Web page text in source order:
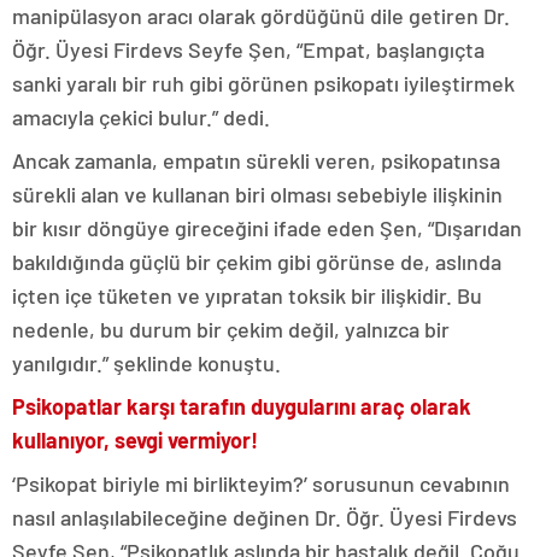
manipülasyon aracı olarak gördüğünü dile getiren Dr.
Öğr. Üyesi Firdevs Seyfe Şen, “Empat, başlangıçta
sanki yaralı bir ruh gibi görünen psikopatı iyileştirmek
amacıyla çekici bulur.” dedi.
Ancak zamanla, empatın sürekli veren, psikopatınsa
sürekli alan ve kullanan biri olması sebebiyle ilişkinin
bir kısır döngüye gireceğini ifade eden Şen, “Dışarıdan
bakıldığında güçlü bir çekim gibi görünse de, aslında
içten içe tüketen ve yıpratan toksik bir ilişkidir. Bu
nedenle, bu durum bir çekim değil, yalnızca bir
yanılgıdır.” şeklinde konuştu.
Psikopatlar karşı tarafın duygularını araç olarak
kullanıyor, sevgi vermiyor!
‘Psikopat biriyle mi birlikteyim?’ sorusunun cevabının
nasıl anlaşılabileceğine değinen Dr. Öğr. Üyesi Firdevs
Seyfe Şen, “Psikopatlık aslında bir hastalık değil. Çoğu